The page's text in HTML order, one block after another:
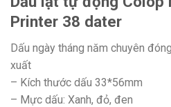
Printer 38 dater
Dấu ngày tháng năm chuyên
xuất
– Kích thước dấu 33*56mm
– Mực dấu: Xanh, đỏ, đen